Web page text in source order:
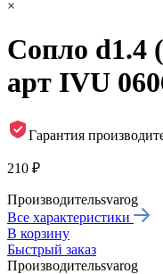
×
Сопло d1.4
арт IVU
Гарантия
210 ₽
Производительsvarog
Все характеристики
В корзину
Быстрый заказ
Производительsvarog